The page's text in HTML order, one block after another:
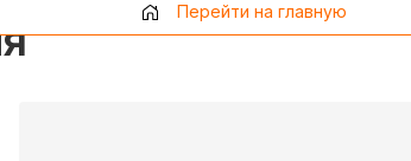
Перейти на главную